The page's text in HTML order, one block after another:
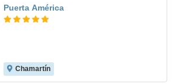
Puerta América
Chamartín